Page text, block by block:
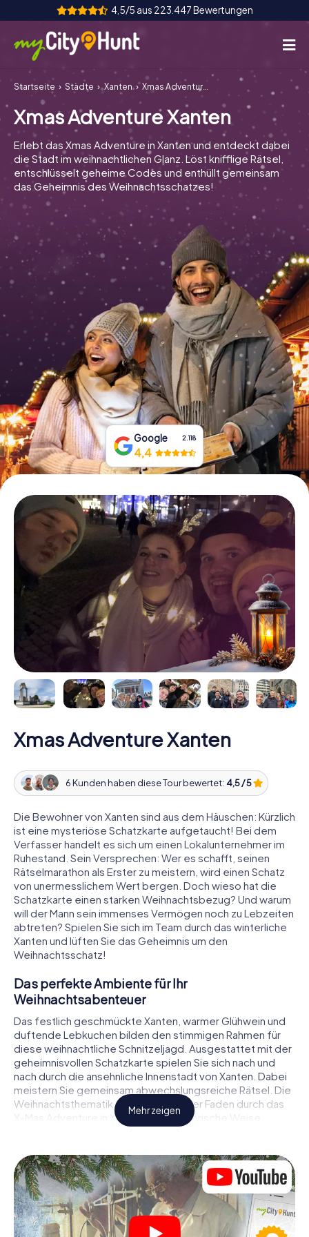
4,5/5 aus 223.447 Bewertungen
So funktioniert's
Städte
Touren
Teamevent
Tickets
INT CH
ES
UK
IT
Tickets buchen
Gutscheine bestellen
Startseite Städte Xanten Xmas Adventure Xanten
Xmas Adventure Xanten
Erlebt das Xmas Adventure in Xanten und entdeckt dabei
die Stadt im weihnachtlichen Glanz. Löst knifflige Rätsel,
entschlüsselt geheime Codes und enthüllt gemeinsam
das Geheimnis des Weihnachtsschatzes!
Google 2.118
4,4
Xmas Adventure Xanten
6 Kunden haben diese Tour bewertet: 4,5 / 5
Die Bewohner von Xanten sind aus dem Häuschen: Kürzlich
ist eine mysteriöse Schatzkarte aufgetaucht! Bei dem
Verfasser handelt es sich um einen Lokalunternehmer im
Ruhestand. Sein Versprechen: Wer es schafft, seinen
Rätselmarathon als Erster zu meistern, wird einen Schatz
von unermesslichem Wert bergen. Doch wieso hat die
Schatzkarte einen starken Weihnachtsbezug? Und warum
will der Mann sein immenses Vermögen noch zu Lebzeiten
abtreten? Spielen Sie sich im Team durch das winterliche
Xanten und lüften Sie das Geheimnis um den
Weihnachtsschatz!
Das perfekte Ambiente für Ihr
Weihnachtsabenteuer
Das festlich geschmückte Xanten, warmer Glühwein und
duftende Lebkuchen bilden den stimmigen Rahmen für
diese weihnachtliche Schnitzeljagd. Ausgestattet mit der
geheimnisvollen Schatzkarte spielen Sie sich nach und
nach durch die ansehnliche Innenstadt von Xanten. Dabei
meistern Sie gemeinsam abwechslungsreiche Rätsel. Die
Weihnachtsthematik zieht sich als roter Faden durch das
X-Mas Adventure in Xanten. Auf spielerische Weise
erfahren Sie faszinierende Anekdoten rund um das
Hinweise richtig zu deuten und anderen Schatzsuchern
stets einen Schritt voraus zu sein?
Der Weihnachtsmarkt von Xanten als
Zwischenstopp
Mehr zeigen